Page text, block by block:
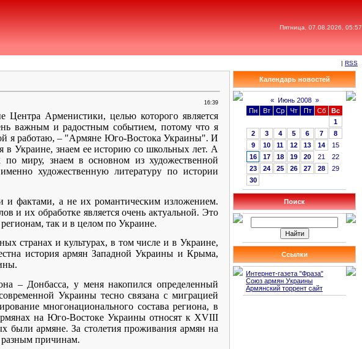
Пятница, 07.08.2026, 05:57
| RSS
16:39
Арменистики, целью которого является
важным и радостным событием, потому что я
я работаю, – "Армяне Юго-Востока Украины". И
в Украине, знаем ее историю со школьных лет. А
миру, знаем в основном из художественной
художественную литературу по истории
и фактами, а не их романтическим изложением.
и их обработке является очень актуальной. Это
так и в целом по Украине.
странах и культурах, в том числе и в Украине,
история армян Западной Украины и Крыма,
– Донбасса, у меня накопился определенный
Украины тесно связана с миграцией
многонационального состава региона, в
на Юго-Востоке Украины относят к ХVIII
были армяне. За столетия проживания армян на
разным причинам.
Календарь новостей
« Июнь 2008 »
Пн
Вт Ср Чт Пт Сб
Вс
1
2
3 4 5 6 7
8
9
10 11 12 13 14
15
16
17 18 19 20 21
22
23
24 25 26 27 28
29
30
Поиск
Ссылки
Интернет-газета "Фраза"
Союз армян Украины
Армянский торрент сайт